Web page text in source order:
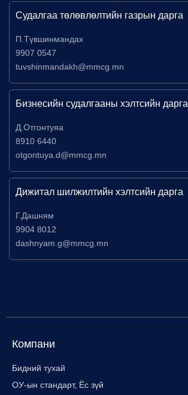
Судалгаа төлөвлөлтийн газрын дарга
П.Түвшинмандах
9907 0547
tuvshinmandakh@mmcg.mn
Бизнесийн судалгааны хэлтсийн дарга
Д.Отгонтуяа
8910 6440
otgontuya.d@mmcg.mn
Дижитал шилжилтийн хэлтсийн дарга
Г.Дашням
9904 8012
dashnyam.g@mmcg.mn
Компани
Бидний тухай
ОУ-ын стандарт, Ёс зүй